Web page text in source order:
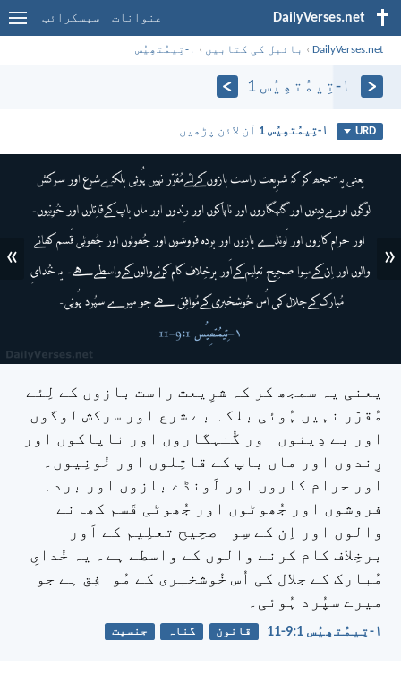
DailyVerses.net عنوانات سبسکرائب
DailyVerses.net
› بائبل کی کتابیں › ۱-تِیمُتھِیُس
۱-تِیمُتھِیُس 1
URD ۱-تِیمُتھِیُس 1 آن لائن پڑھیں
«
»
یعنی یہ سمجھ کر کہ شرِیعت راست بازوں کے لِئے
مُقرّر نہیں ہُوئی بلکہ بے شرع اور سرکش لوگوں
اور بے دِینوں اور گُنہگاروں اور ناپاکوں اور
رِندوں اور ماں باپ کے قاتِلوں اور خُونِیوں۔
اور حرام کاروں اور لَونڈے بازوں اور بردہ
فروشوں اور جُھوٹوں اور جُھوٹی قَسم کھانے
والوں اور اِن کے سِوا صحِیح تعلِیم کے اَور
برخِلاف کام کرنے والوں کے واسطے ہے۔ یہ خُدایِ
مُبارک کے جلال کی اُس خُوشخبری کے مُوافِق ہے جو
میرے سپُرد ہُوئی۔
۱-تِیمُتھِیُس 1:‏9-‏11 قانون گناہ جنسیت